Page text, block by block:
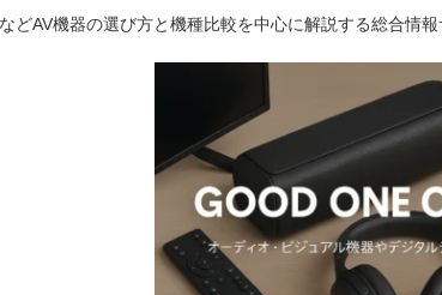
どAV機器の選び方と機種比較を中心に解説する総合情